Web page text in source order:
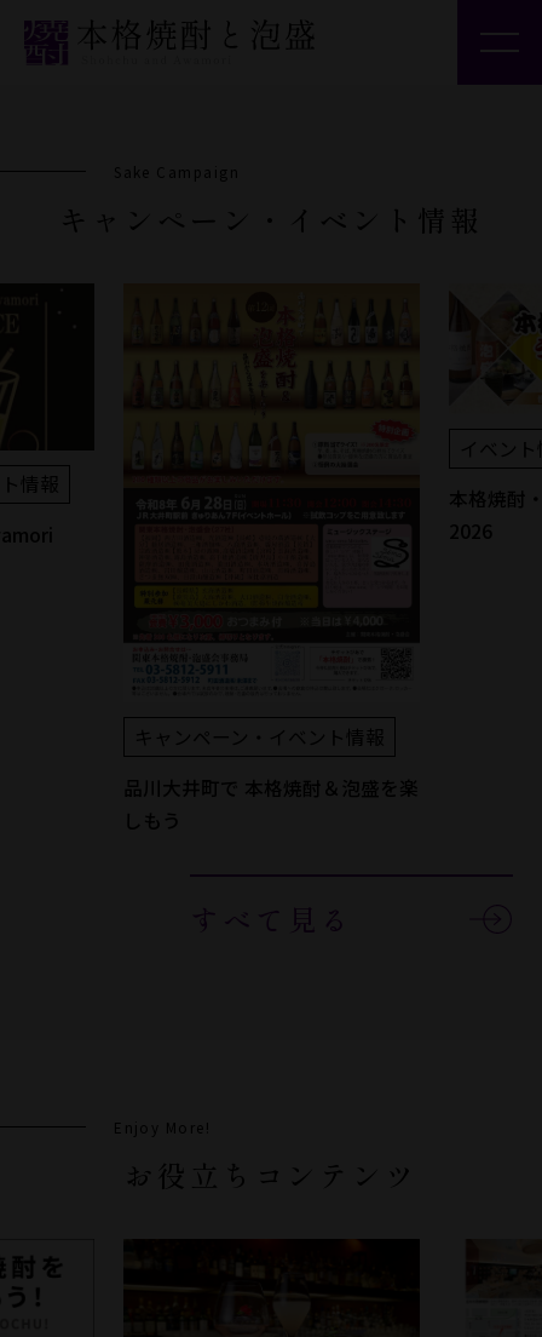
焼酎・泡盛とつながる
Sake Campaign
キャンペーン・イベント情報
情報
キャンペーン・イベント情報
品川大井町で 本格焼酎＆泡盛を楽
しもう
イベン
本格焼酎
2026
すべて見る
Enjoy More!
お役立ちコンテンツ